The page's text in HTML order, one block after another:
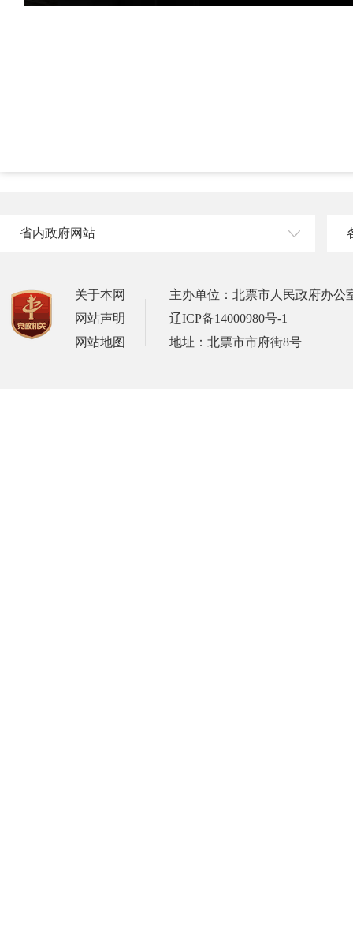
省内政府网站
关于本网
网站声明
网站地图
主办单位：北票市人民政府办公
辽ICP备14000980号-1
地址：北票市市府街8号